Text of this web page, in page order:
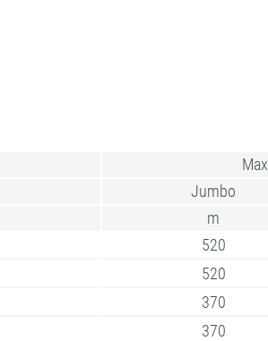
Jumbo
m
520
520
370
370